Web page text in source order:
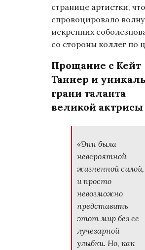
странице артистки, что
спровоцировало волну
искренних
со стороны коллег по
Прощание с Кейт
Таннер и
грани таланта
великой актрисы
«Энн была
невероятной
жизненной силой,
и просто
невозможно
представить
этот мир без ее
лучезарной
улыбки. Но, как